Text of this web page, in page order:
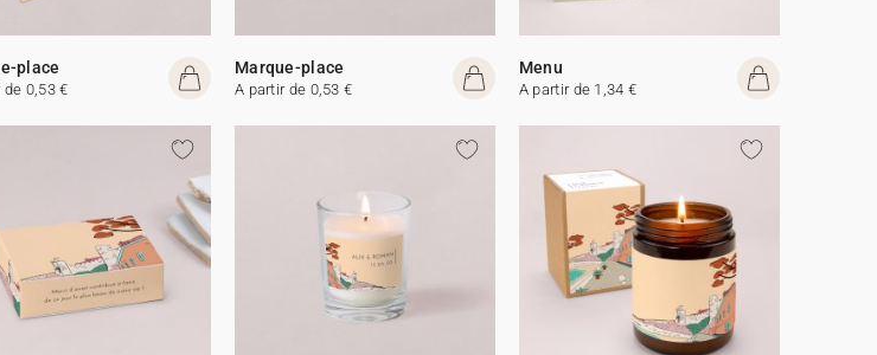
place
de 0,53 €
Marque-place
A partir de 0,53 €
Menu
A partir de 1,34 €